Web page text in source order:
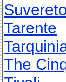
Suvereto
Tarente
The